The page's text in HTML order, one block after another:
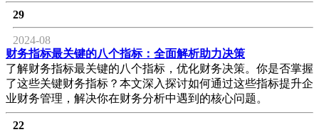
29
2024-08
财务指标最关键的八个指标：全面解析助力决策
了解财务指标最关键的八个指标，优化财务决策。你是否掌握
了这些关键财务指标？本文深入探讨如何通过这些指标提升企
业财务管理，解决你在财务分析中遇到的核心问题。
22